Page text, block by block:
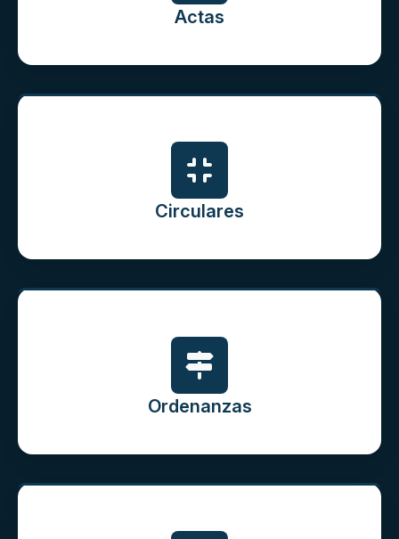
Actas
Circulares
Ordenanzas